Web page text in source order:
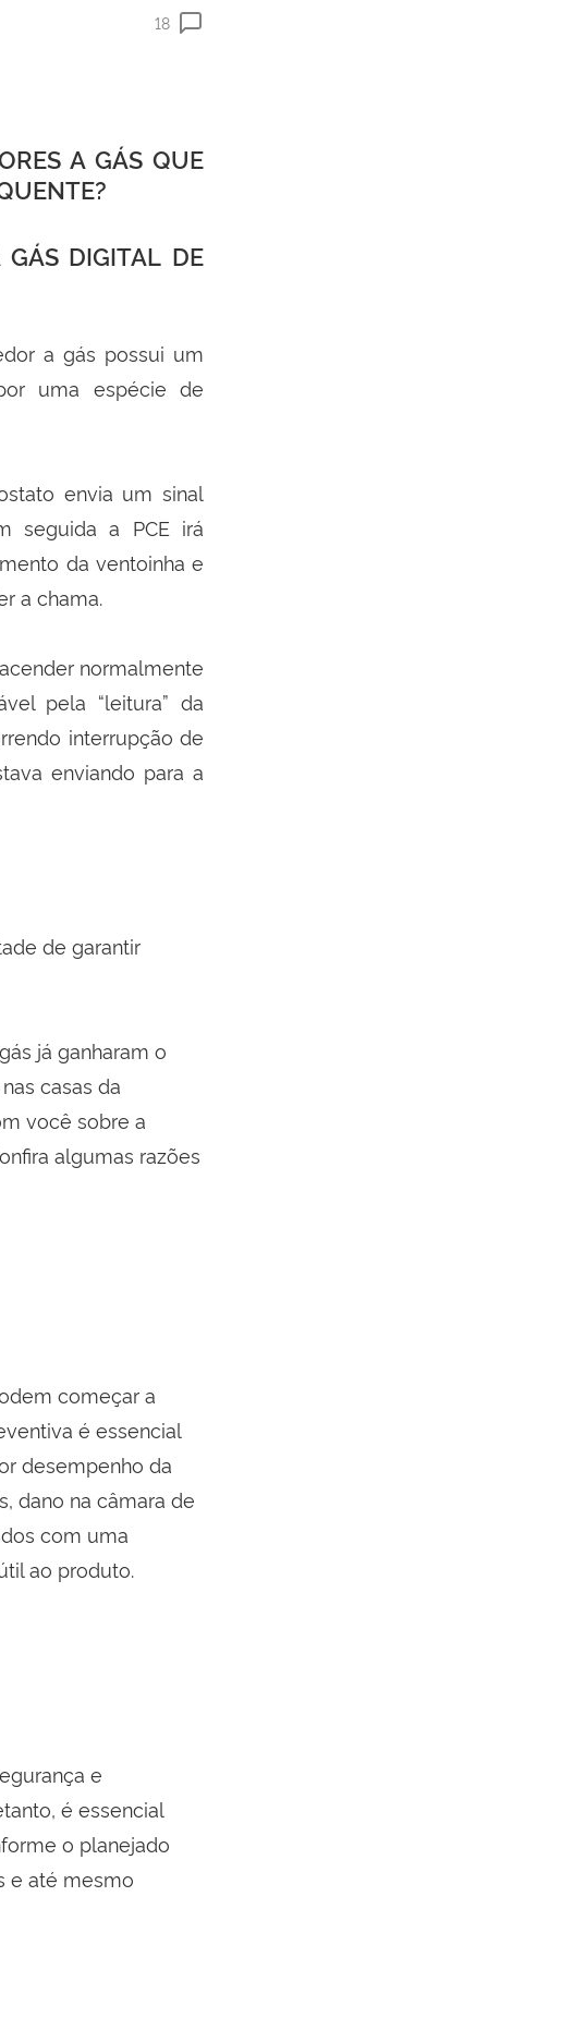
18
A GÁS QUE
DIGITAL DE
a gás possui um
uma espécie de
envia um sinal
seguida a PCE irá
da ventoinha e
a chama.
normalmente
pela “leitura” da
interrupção de
enviando para a
de garantir
já ganharam o
casas da
você sobre a
algumas razões
começar a
é essencial
desempenho da
dano na câmara de
com uma
ao produto.
e
é essencial
o planejado
e até mesmo